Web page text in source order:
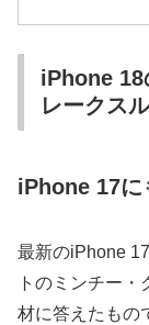
iPhone 18
レークス
iPhone 17に
最新のiPhone
トのミンチー
材に答えたもの